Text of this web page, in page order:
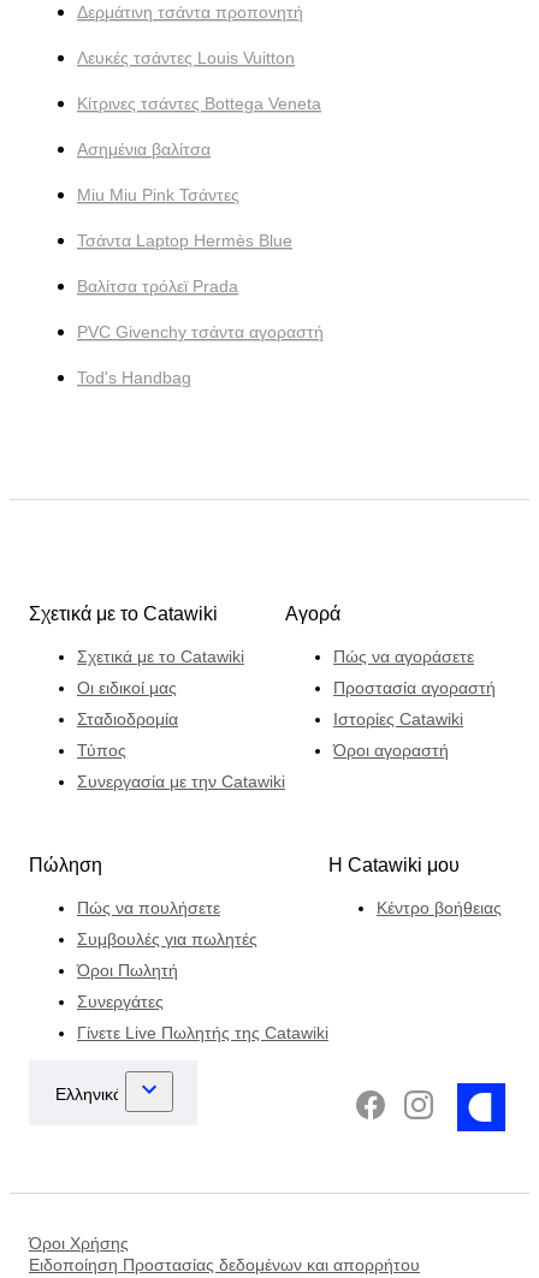
Δερμάτινη τσάντα προπονητή
Λευκές τσάντες Louis Vuitton
Κίτρινες τσάντες Bottega Veneta
Ασημένια βαλίτσα
Miu Miu Pink Τσάντες
Τσάντα Laptop Hermès Blue
Βαλίτσα τρόλεϊ Prada
PVC Givenchy τσάντα αγοραστή
Tod's Handbag
Σχετικά με το Catawiki
Σχετικά με το Catawiki
Οι ειδικοί μας
Σταδιοδρομία
Τύπος
Συνεργασία με την Catawiki
Αγορά
Πώς να αγοράσετε
Προστασία αγοραστή
Ιστορίες Catawiki
Όροι αγοραστή
Πώληση
Πώς να πουλήσετε
Συμβουλές για πωλητές
Όροι Πωλητή
Συνεργάτες
Γίνετε Live Πωλητής της Catawiki
Η Catawiki μου
Κέντρο βοήθειας
Όροι Χρήσης
Ειδοποίηση Προστασίας δεδομένων και απορρήτου